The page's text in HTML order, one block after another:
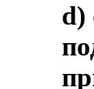
d)